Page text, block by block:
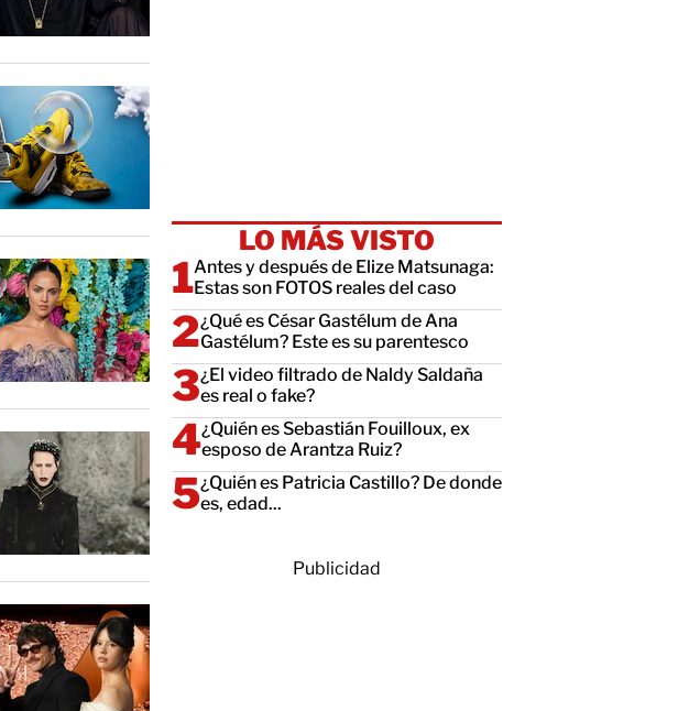
LO MÁS VISTO
Antes y después de Elize Matsunaga:
Estas son FOTOS reales del caso
¿Qué es César Gastélum de Ana
Gastélum? Este es su parentesco
¿El video filtrado de Naldy Saldaña
es real o fake?
¿Quién es Sebastián Fouilloux, ex
esposo de Arantza Ruiz?
¿Quién es Patricia Castillo? De donde
es, edad...
Publicidad